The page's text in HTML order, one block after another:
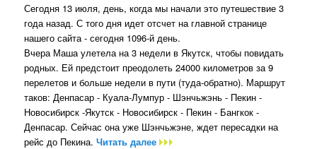
Сегодня 13 июля, день, когда мы начали это путешествие 3
года назад. С того дня идет отсчет на главной странице
нашего сайта - сегодня 1096-й день.
Вчера Маша улетела на 3 недели в Якутск, чтобы повидать
родных. Ей предстоит преодолеть 24000 километров за 9
перелетов и больше недели в пути (туда-обратно). Маршрут
таков: Денпасар - Куала-Лумпур - Шэнчьжэнь - Пекин -
Новосибирск -Якутск - Новосибирск - Пекин - Бангкок -
Денпасар. Сейчас она уже Шэнчьжэне, ждет пересадки на
рейс до Пекина.Читать далее